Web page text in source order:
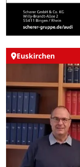
Euskirchen